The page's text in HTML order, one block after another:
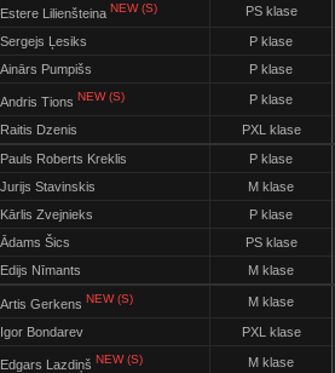
Estere Lilienšteina NEW (S) PS klase
Sergejs Ļesiks
P klase
Ainārs Pumpišs P klase
Andris Tions NEW (S) P klase
Raitis Dzenis
PXL klase
Pauls Roberts Kreklis
P klase
Jurijs Stavinskis
M klase
Kārlis Zvejnieks
P klase
Ādams Šics
PS klase
Edijs Nīmants M klase
Artis Gerkens NEW (S) M klase
Igor Bondarev PXL klase
Edgars Lazdiņš NEW (S) M klase